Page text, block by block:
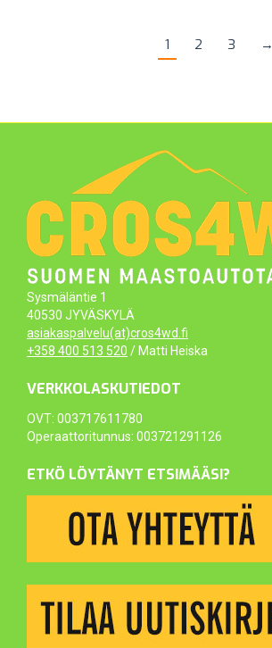
1 2 3 →
Sysmäläntie 1
40530 JYVÄSKYLÄ
asiakaspalvelu(at)cros4wd.fi
+358 400 513 520 / Matti Heiska
VERKKOLASKUTIEDOT
OVT: 003717611780
Operaattoritunnus: 003721291126
ETKÖ LÖYTÄNYT ETSIMÄÄSI?